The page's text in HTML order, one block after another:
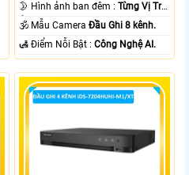
🌛 Hình ảnh ban đêm :Từng Vị Trí
Camera .
🕉️ Mẫu CameraĐầu Ghi 8 kênh.
️🛃 Điểm Nỗi Bật :Công Nghệ AI.